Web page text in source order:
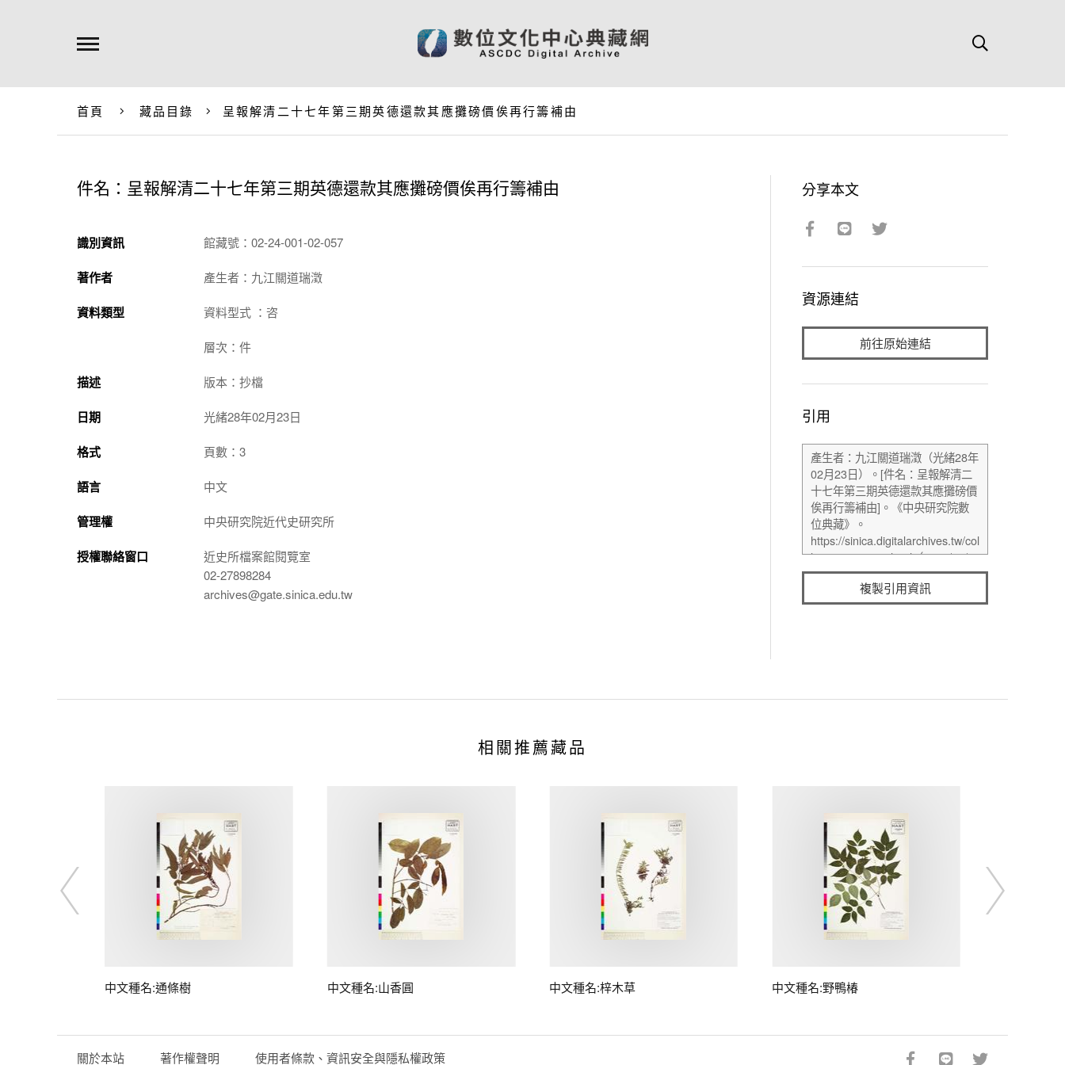
首頁 藏品目錄 呈報解清二十七年第三期英德還款其應攤磅價俟再行籌補由
件名：呈報解清二十七年第三期英德還款其應攤磅價俟再行籌補由
識別資訊 館藏號：02-24-001-02-057
著作者 產生者：九江關道瑞澂
資料類型 資料型式 ：咨
層次：件
描述 版本：抄檔
日期 光緒28年02月23日
格式 頁數：3
語言 中文
管理權 中央研究院近代史研究所
授權聯絡窗口
近史所檔案館閱覽室
02-27898284
archives@gate.sinica.edu.tw
分享本文
資源連結
前往原始連結
引用
複製引用資訊
相關推薦藏品
中文種名:通條樹 中文種名:山香圓 中文種名:梓木草 中文種名:野鴨椿
關於本站 著作權聲明 使用者條款、資訊安全與隱私權政策